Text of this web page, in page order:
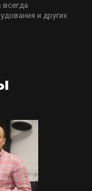
и других